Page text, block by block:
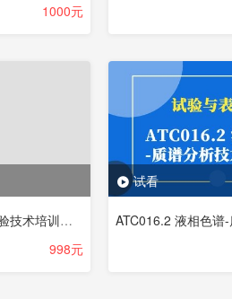
1000元
2020年金相高倍和低倍检验技术培训课程
998元
试看
ATC016.2 液相色谱